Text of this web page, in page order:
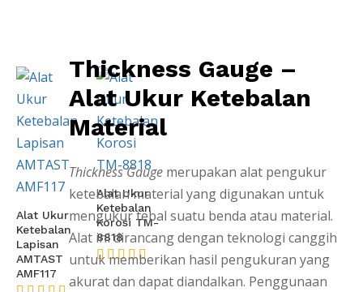
Alat Ukur
Ketebalan
Lapisan
AMTAST
AMF117
Alat Ukur
Ketebalan
Korosi TM-
8818
★★★★★
Thickness Gauge –
Alat Ukur Ketebalan
Material
Thickness Gauge merupakan alat pengukur
ketebalan material yang digunakan untuk
mengukur tebal suatu benda atau material.
Alat ini dirancang dengan teknologi canggih
untuk memberikan hasil pengukuran yang
akurat dan dapat diandalkan. Penggunaan